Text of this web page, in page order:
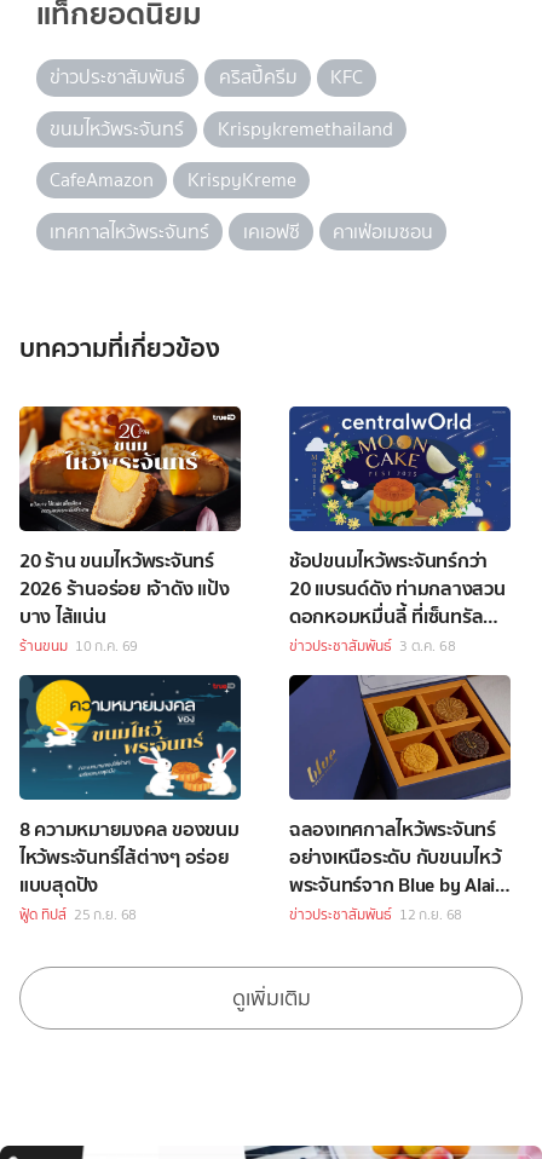
แท็กยอดนิยม
ข่าวประชาสัมพันธ์ คริสปี้ครีม
KFC
ขนมไหว้พระจันทร์
Krispykremethailand
CafeAmazon
KrispyKreme
เทศกาลไหว้พระจันทร์
เคเอฟซี คาเฟ่อเมซอน
บทความที่เกี่ยวข้อง
20 ร้าน ขนมไหว้พระจันทร์
2026 ร้านอร่อย เจ้าดัง แป้ง
บาง ไส้แน่น
ร้านขนม 10 ก.ค. 69
ช้อปขนมไหว้พระจันทร์กว่า
20 แบรนด์ดัง ท่ามกลางสวน
ดอกหอมหมื่นลี้ ที่เซ็นทรัล
เวิลด์
ข่าวประชาสัมพันธ์ 3 ต.ค. 68
8 ความหมายมงคล ของขนม
ไหว้พระจันทร์ไส้ต่างๆ อร่อย
แบบสุดปัง
ฟู้ด ทิปส์ 25 ก.ย. 68
ฉลองเทศกาลไหว้พระจันทร์
อย่างเหนือระดับ กับขนมไหว้
พระจันทร์จาก Blue by Alain
Ducasse
ข่าวประชาสัมพันธ์ 12 ก.ย. 68
ดูเพิ่มเติม